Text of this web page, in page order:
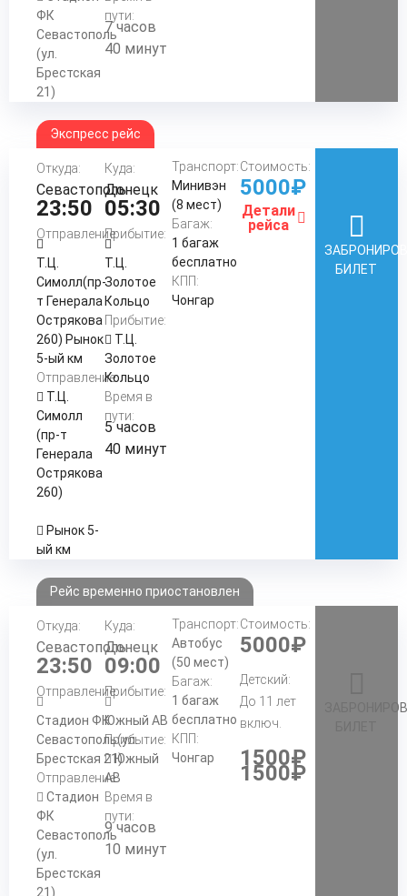
ФК
Севастополь
(ул.
Брестская
21)
пути:
7 часов
40 минут
Экспресс рейс
Откуда:
Севастополь
23:50
Отправление:
Т.Ц.
Симолл(пр-
т Генерала
Острякова
260) Рынок
5-ый км
Отправление:
Т.Ц.
Симолл
(пр-т
Генерала
Острякова
260)
Рынок 5-
ый км
Куда:
Донецк
05:30
Прибытие:
Т.Ц.
Золотое
Кольцо
Прибытие:
Т.Ц.
Золотое
Кольцо
Время в
пути:
5 часов
40 минут
Транспорт:
Минивэн
(8 мест)
Багаж:
1 багаж
бесплатно
КПП:
Чонгар
Стоимость:
5000₽
Детали
рейса
БИЛЕТ
Рейс временно приостановлен
Откуда:
Севастополь
23:50
Отправление:
Стадион ФК
Севастополь(ул.
Брестская 21)
Отправление:
Стадион
ФК
Севастополь
(ул.
Брестская
21)
Куда:
Донецк
09:00
Прибытие:
Южный АВ
Прибытие:
Южный
АВ
Время в
пути:
9 часов
10 минут
Транспорт:
Автобус
(50 мест)
Багаж:
1 багаж
бесплатно
КПП:
Чонгар
Стоимость:
5000₽
Детский:
До 11 лет
включ.
1500₽
1500₽